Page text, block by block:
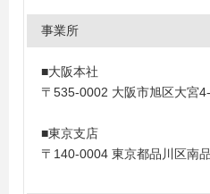
事業所
■大阪本社
〒535-0002 大阪市旭区大宮
■東京支店
〒140-0004 東京都品川区南